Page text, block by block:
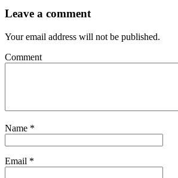
Leave a comment
Your email address will not be published.
Comment
Name *
Email *